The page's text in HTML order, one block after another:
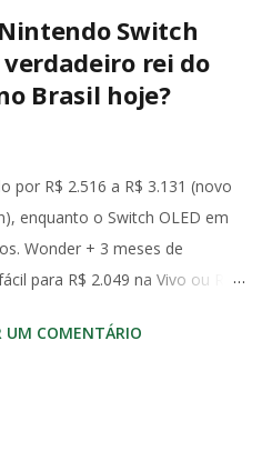
Switch
verdadeiro rei do
Brasil hoje?
por R$ 2.516 a R$ 3.131 (novo
enquanto o Switch OLED em
Wonder + 3 meses de
para R$ 2.049 na Vivo ou R$
promoções ainda mais baixas,
incluso. No bolso brasileiro,
UM COMENTÁRIO